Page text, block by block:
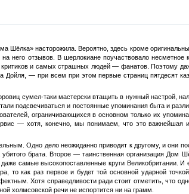
Шёлка» насторожила. Вероятно, здесь кроме
него отзывов. В шерлокиане поучаствовало
критиков и самых страшных людей — фанатов. Поэтому
— при всем при этом первые страниц пятдесят
сумел-таки мастерски втащить в нужный настрой,
подсвечиваться и постоянные упоминания быта и
ограничивающихся в основном только их
— хотя, конечно, мы понимаем, что это
Одно дело неожиданно приводит к другому, и они
брата. Второе — таинственная организация
самые высокопоставленные круги Великобритании.
то как раз первое и будет той основной ударной
Хотя справедливости ради стоит отметить, что
холмсовской речи не испортится ни на грамм.